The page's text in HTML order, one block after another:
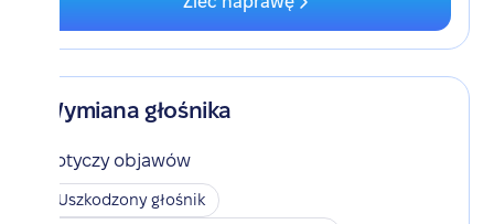
Wymiana głośnika
Dotyczy objawów
Uszkodzony głośnik